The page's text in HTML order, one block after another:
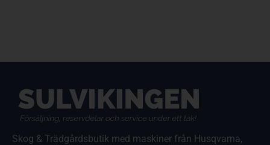
Skog & Trädgårdsbutik med maskiner från Husqvarna,